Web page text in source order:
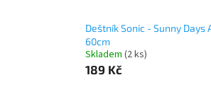
Deštník Sonic - Sunny
60cm
Skladem (2 ks)
189 Kč